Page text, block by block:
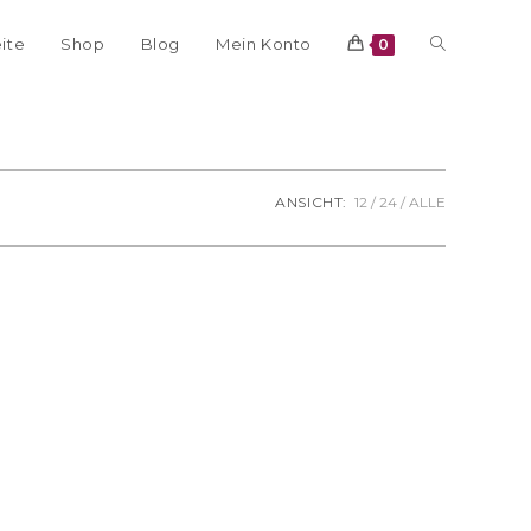
Shop Blog Mein Konto 0
ANSICHT: 12 24 ALLE